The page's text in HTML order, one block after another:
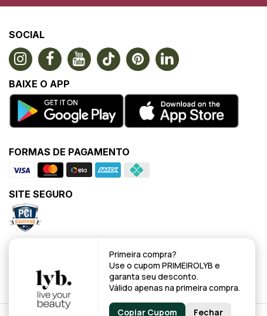
SOCIAL
BAIXE O APP
FORMAS DE PAGAMENTO
SITE SEGURO
Primeira compra?
Use o cupom PRIMEIROLYB e
garanta seu desconto.
Válido apenas na primeira compra.
Copiar Cupom Fechar